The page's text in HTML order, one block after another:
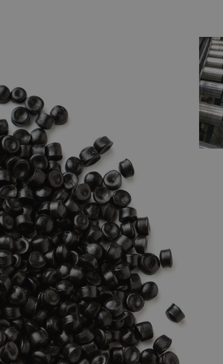
您在 可持续橡
胶混合领域的
权威伙伴。
与 CPM 合作，获取最新
的橡胶加工技术和专业
知识，将您的运营推向
效率和质量的新高度。
联系我们